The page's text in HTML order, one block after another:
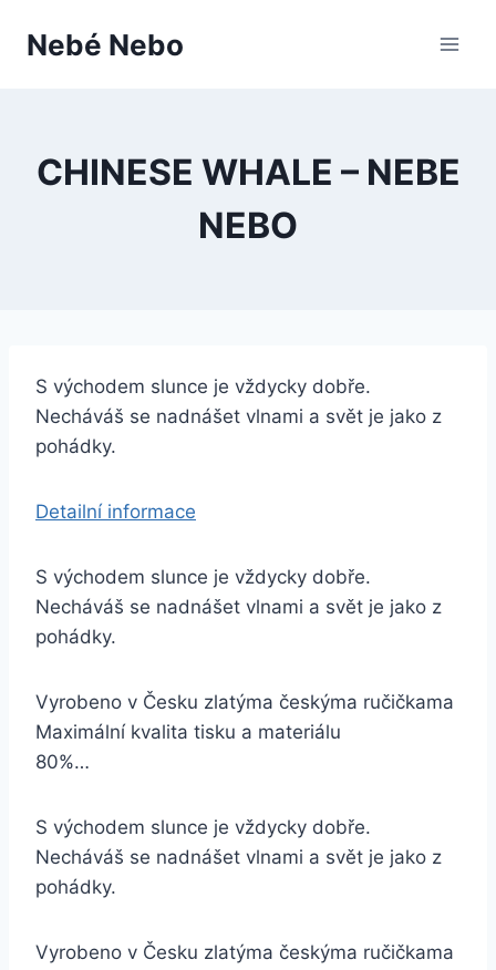
Nebé Nebo
CHINESE WHALE – NEBE
NEBO
S východem slunce je vždycky dobře.
Necháváš se nadnášet vlnami a svět je jako z
pohádky.
Detailní informace
S východem slunce je vždycky dobře.
Necháváš se nadnášet vlnami a svět je jako z
pohádky.
Vyrobeno v Česku zlatýma českýma ručičkama
Maximální kvalita tisku a materiálu
80%…
S východem slunce je vždycky dobře.
Necháváš se nadnášet vlnami a svět je jako z
pohádky.
Vyrobeno v Česku zlatýma českýma ručičkama